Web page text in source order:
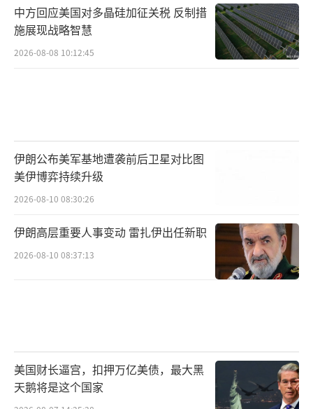
中方回应美国对多晶硅加征关税 反制措
施展现战略智慧
2026-08-08 10:12:45
伊朗公布美军基地遭袭前后卫星对比图
美伊博弈持续升级
2026-08-10 08:30:26
伊朗高层重要人事变动 雷扎伊出任新职
2026-08-10 08:37:13
美国财长逼宫，扣押万亿美债，最大黑
天鹅将是这个国家